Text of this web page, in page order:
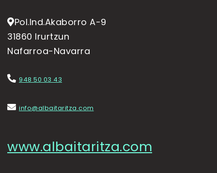
Pol.Ind.Akaborro A-9
31860 Irurtzun
Nafarroa-Navarra
948 50 03 43
info@albaitaritza.com
www.albaitaritza.com